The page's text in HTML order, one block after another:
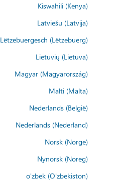
Kiswahili (Kenya)
Latviešu (Latvija)
Lëtzebuergesch (Lëtzebuerg)
Lietuvių (Lietuva)
Magyar (Magyarország)
Malti (Malta)
Nederlands (België)
Nederlands (Nederland)
Norsk (Norge)
Nynorsk (Noreg)
o'zbek (O'zbekiston)